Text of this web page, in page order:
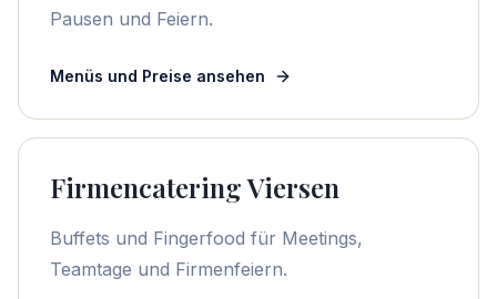
Pausen und Feiern.
Menüs und Preise ansehen
Firmencatering Viersen
Buffets und Fingerfood für Meetings,
Teamtage und Firmenfeiern.